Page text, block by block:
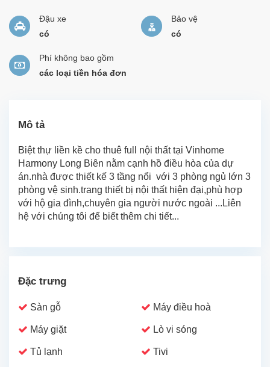
Đậu xe
có
Bảo vệ
có
Phí không bao gồm
các loại tiền hóa đơn
Mô tả
Biệt thự liền kề cho thuê full nội thất tại Vinhome
Harmony Long Biên nằm cạnh hồ điều hòa của dự
án.nhà được thiết kế 3 tầng nổi với 3 phòng ngủ lớn 3
phòng vệ sinh.trang thiết bị nội thất hiện đại,phù hợp
với hộ gia đình,chuyên gia người nước ngoài ...Liên
hệ với chúng tôi để biết thêm chi tiết...
Đặc trưng
Sàn gỗ Máy điều hoà
Máy giặt Lò vi sóng
Tủ lạnh Tivi